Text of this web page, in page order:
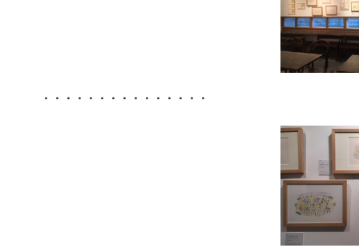
・・・・・・・・・・・・・・・